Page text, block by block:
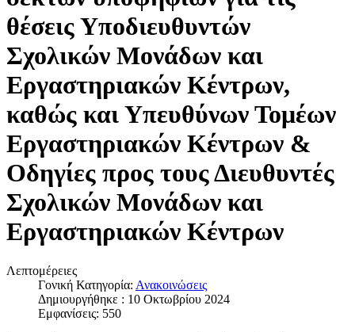
θέσεις Υποδιευθυντών
Σχολικών Μονάδων και
Εργαστηριακών Κέντρων,
καθώς και Υπευθύνων Τομέων
Εργαστηριακών Κέντρων &
Οδηγίες προς τους Διευθυντές
Σχολικών Μονάδων και
Εργαστηριακών Κέντρων
Λεπτομέρειες
Γονική Κατηγορία: Ανακοινώσεις
Δημιουργήθηκε : 10 Οκτωβρίου 2024
Εμφανίσεις: 550